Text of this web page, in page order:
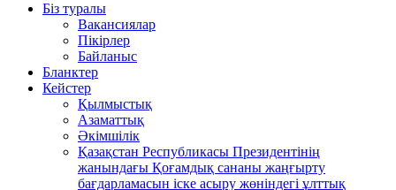
Біз туралы
Вакансиялар
Пікірлер
Байланыс
Бланктер
Кейстер
Қылмыстық
Азаматтық
Әкімшілік
Қазақстан Республикасы Президентінің
жанындағы Қоғамдық сананы жаңғырту
бағдарламасын іске асыру жөніндегі ұлттық